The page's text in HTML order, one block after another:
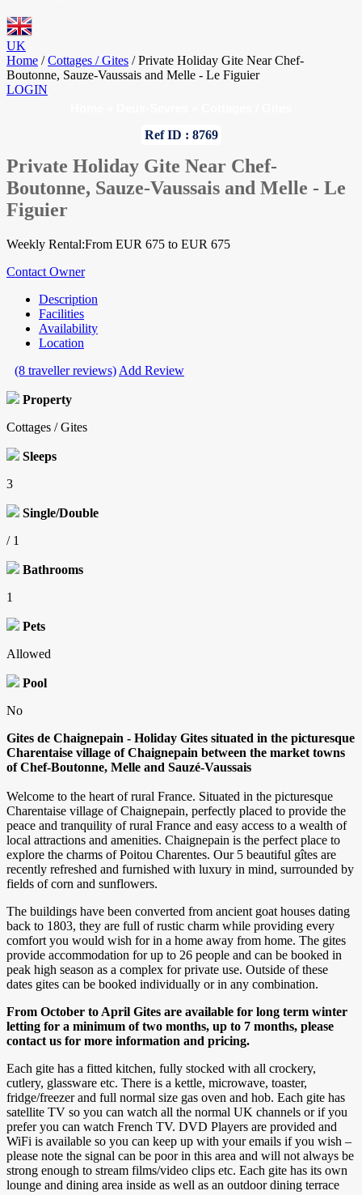
UK
Home / Cottages / Gites / Private Holiday Gite Near Chef-
Boutonne, Sauze-Vaussais and Melle - Le Figuier
LOGIN
Ref ID : 8769
Private Holiday Gite Near Chef-
Boutonne, Sauze-Vaussais and Melle - Le
Figuier
Weekly Rental:From EUR 675 to EUR 675
Contact Owner
Description
Facilities
Availability
Location
(8 traveller reviews) Add Review
Property
Cottages / Gites
Sleeps
3
Single/Double
/ 1
Bathrooms
1
Pets
Allowed
Pool
No
Gites de Chaignepain - Holiday Gites situated in the picturesque
Charentaise village of Chaignepain between the market towns
of Chef-Boutonne, Melle and Sauzé-Vaussais
Welcome to the heart of rural France. Situated in the picturesque
Charentaise village of Chaignepain, perfectly placed to provide the
peace and tranquility of rural France and easy access to a wealth of
local attractions and amenities. Chaignepain is the perfect place to
explore the charms of Poitou Charentes. Our 5 beautiful gîtes are
recently refreshed and furnished with luxury in mind, surrounded by
fields of corn and sunflowers.
The buildings have been converted from ancient goat houses dating
back to 1803, they are full of rustic charm while providing every
comfort you would wish for in a home away from home. The gites
provide accommodation for up to 26 people and can be booked in
peak high season as a complex for private use. Outside of these
dates gites can be booked individually or in any combination.
From October to April Gites are available for long term winter
letting for a minimum of two months, up to 7 months, please
contact us for more information and pricing.
Each gite has a fitted kitchen, fully stocked with all crockery,
cutlery, glassware etc. There is a kettle, microwave, toaster,
fridge/freezer and full normal size gas oven and hob. Each gite has
satellite TV so you can watch all the normal UK channels or if you
prefer you can watch French TV. DVD Players are provided and
WiFi is available so you can keep up with your emails if you wish –
please note the signal can be poor in this area and will not always be
strong enough to stream films/video clips etc. Each gite has its own
lounge and dining area inside as well as an outdoor dining terrace